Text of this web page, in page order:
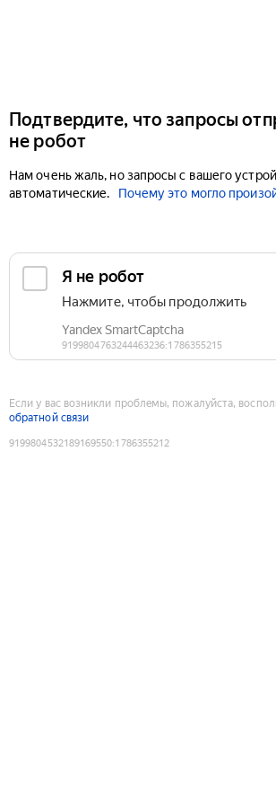
Подтвердите, что запросы
не робот
Нам очень жаль, но запросы с вашего
автоматические.
Почему это могло
Если у вас возникли проблемы, пожалуйста,
обратной связи
9199804532189169550:1786355212